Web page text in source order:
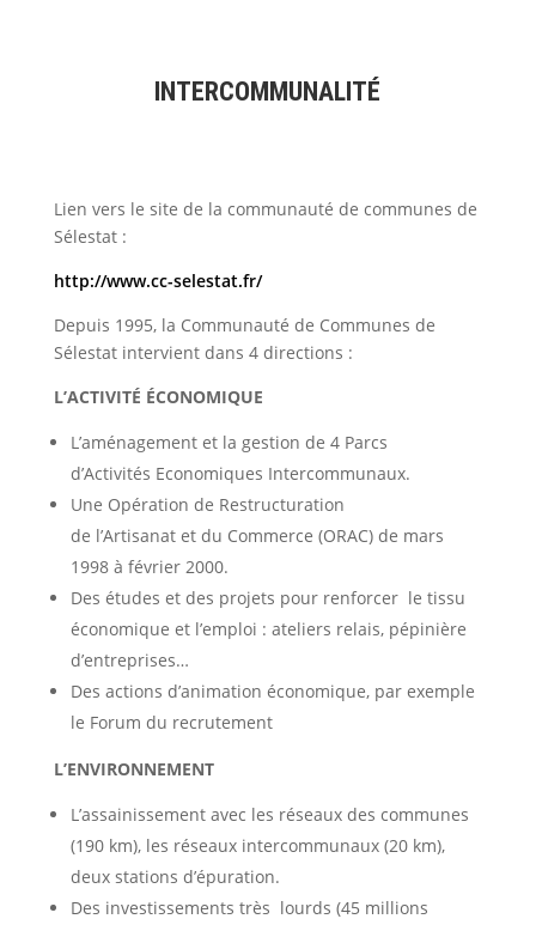
INTERCOMMUNALITÉ
Lien vers le site de la communauté de communes de
Sélestat :
http://www.cc-selestat.fr/
Depuis 1995, la Communauté de Communes de
Sélestat intervient dans 4 directions :
L’ACTIVITÉ ÉCONOMIQUE
L’aménagement et la gestion de 4 Parcs
d’Activités Economiques Intercommunaux.
Une Opération de Restructuration
de l’Artisanat et du Commerce (ORAC) de mars
1998 à février 2000.
Des études et des projets pour renforcer le tissu
économique et l’emploi : ateliers relais, pépinière
d’entreprises…
Des actions d’animation économique, par exemple
le Forum du recrutement
L’ENVIRONNEMENT
L’assainissement avec les réseaux des communes
(190 km), les réseaux intercommunaux (20 km),
deux stations d’épuration.
Des investissements très lourds (45 millions